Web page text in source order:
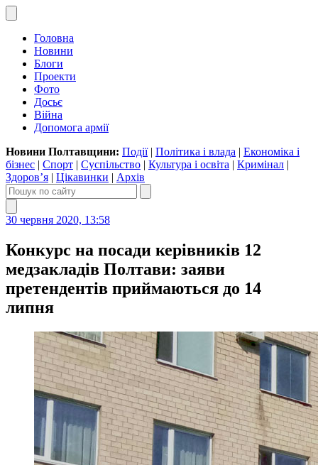
Головна
Новини
Блоги
Проекти
Фото
Досьє
Війна
Допомога армії
Новини Полтавщини: Події| Політика і влада | Економіка і
бізнес | Спорт | Суспільство | Культура і освіта | Кримінал |
Здоров’я | Цікавинки | Архів
30 червня 2020, 13:58
Конкурс на посади керівників 12
медзакладів Полтави: заяви
претендентів приймаються до 14
липня